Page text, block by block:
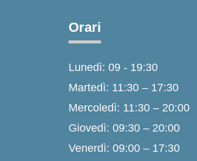
Orari
Lunedì: 09 - 19:30
Martedì: 11:30 – 17:30
Mercoledì: 11:30 – 20:00
Giovedì: 09:30 – 20:00
Venerdì: 09:00 – 17:30